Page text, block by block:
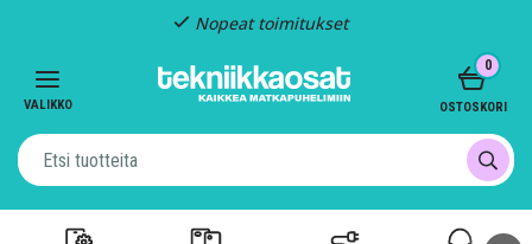
Nopeat toimitukset
VALIKKO
0
OSTOSKORI